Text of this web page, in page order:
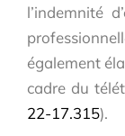
l’indemnité
également
cadre du
22-17.315).